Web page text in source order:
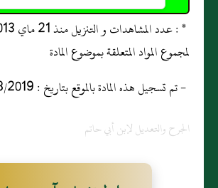
لمجموع المواد المتعلقة بموضوع المادة
- تم تسجيل هذه المادة بالموقع بتاريخ : 21/08/2019
الجرح والتعديل لإبن أبي حاتم